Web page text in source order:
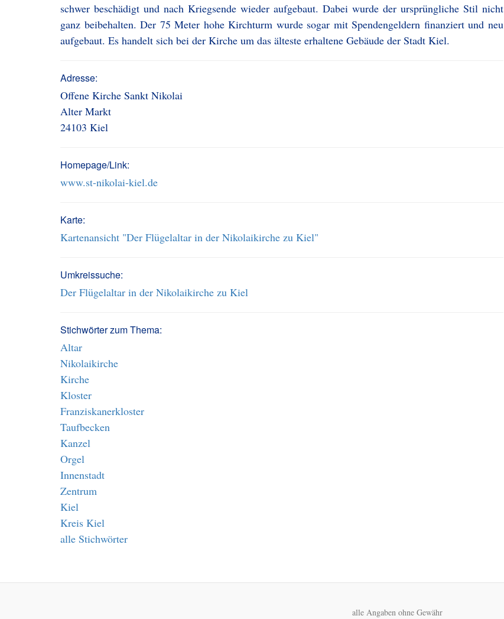
schwer beschädigt und nach Kriegsende wieder aufgebaut. Dabei wurde der ursprüngliche Stil nicht
ganz beibehalten. Der 75 Meter hohe Kirchturm wurde sogar mit Spendengeldern finanziert und neu
aufgebaut. Es handelt sich bei der Kirche um das älteste erhaltene Gebäude der Stadt Kiel.
Adresse:
Offene Kirche Sankt Nikolai
Alter Markt
24103 Kiel
Homepage/Link:
www.st-nikolai-kiel.de
Karte:
Kartenansicht "Der Flügelaltar in der Nikolaikirche zu Kiel"
Umkreissuche:
Der Flügelaltar in der Nikolaikirche zu Kiel
Stichwörter zum Thema:
Altar
Nikolaikirche
Kirche
Kloster
Franziskanerkloster
Taufbecken
Kanzel
Orgel
Innenstadt
Zentrum
Kiel
Kreis Kiel
alle Stichwörter
alle Angaben ohne Gewähr